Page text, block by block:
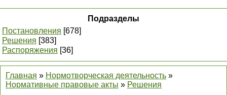
Подразделы
Постановления [678]
Решения [383]
Распоряжения [36]
Главная » Нормотворческая деятельность »
Нормативные правовые акты » Решения